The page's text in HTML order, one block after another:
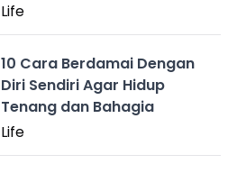
Life
10 Cara Berdamai Dengan
Diri Sendiri Agar Hidup
Tenang dan Bahagia
Life